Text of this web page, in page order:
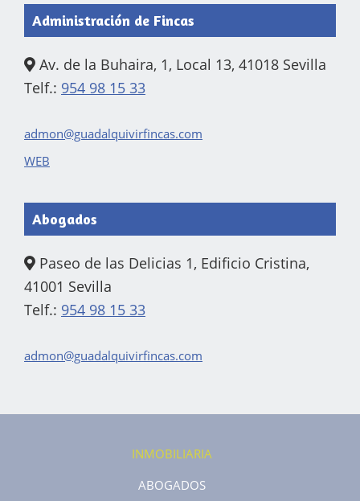
Administración de Fincas
Av. de la Buhaira, 1, Local 13, 41018 Sevilla
Telf.: 954 98 15 33
admon@guadalquivirfincas.com
WEB
Abogados
Paseo de las Delicias 1, Edificio Cristina,
41001 Sevilla
Telf.: 954 98 15 33
admon@guadalquivirfincas.com
INMOBILIARIA
ABOGADOS